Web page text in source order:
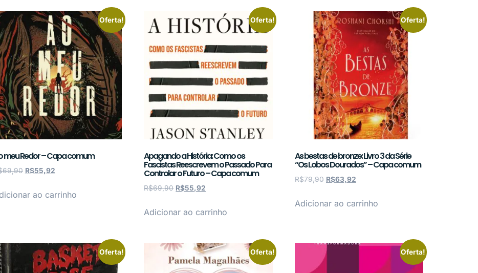
Oferta!
meu Redor – Capa comum
69,90 R$55,92
ao carrinho
Oferta!
Apagando a História: Como os
Fascistas Reescrevem o Passado Para
Controlar o Futuro – Capa comum
R$69,90 R$55,92
Adicionar ao carrinho
Oferta!
As bestas de bronze: Livro 3 da Série
“Os Lobos Dourados” – Capa comum
R$79,90 R$63,92
Adicionar ao carrinho
Oferta! Oferta! Oferta!